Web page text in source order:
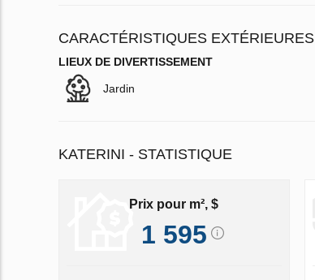
CARACTÉRISTIQUES EXTÉRIEURES
LIEUX DE DIVERTISSEMENT
Jardin
KATERINI - STATISTIQUE
Prix pour m², $
1 595